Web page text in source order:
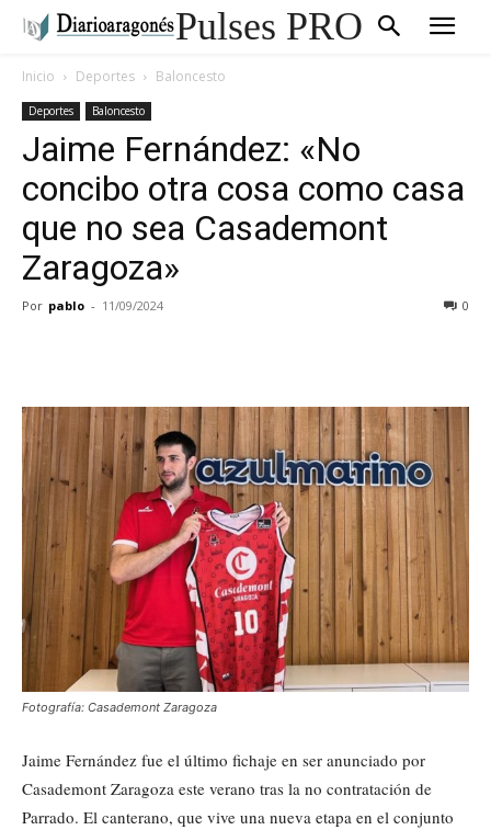
Pulses PRO
Inicio Deportes Baloncesto
Deportes Baloncesto
Jaime Fernández: «No
concibo otra cosa como casa
que no sea Casademont
Zaragoza»
Por pablo - 11/09/2024 0
Fotografía: Casademont Zaragoza
Jaime Fernández fue el último fichaje en ser anunciado por
Casademont Zaragoza este verano tras la no contratación de
Parrado. El canterano, que vive una nueva etapa en el conjunto